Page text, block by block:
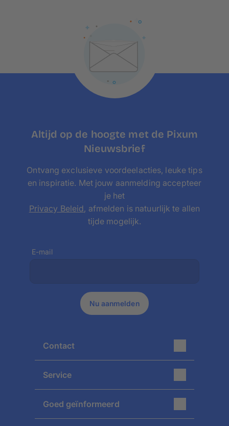
Altijd op de hoogte met de Pixum
Nieuwsbrief
Ontvang exclusieve voordeelacties, leuke tips
en inspiratie. Met jouw aanmelding accepteer
je het
Privacy Beleid, afmelden is natuurlijk te allen
tijde mogelijk.
E-mail
Nu aanmelden
Contact
Neem contact op met onze klantenservice
ma - vr, van 10.00 tot 14.00 uur
015 57 00 73
service@pixum.com
Service
Tevredenheidsgarantie
Pixum Nieuwsbrief
Goed geïnformeerd